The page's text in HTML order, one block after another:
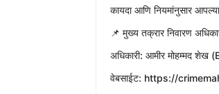
​कायदा आणि नियमांनुसार
​📌 मुख्य तक्रार निवारण
​अधिकारी: आमीर मोहम्मद
​वेबसाईट: https://